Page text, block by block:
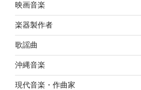
映画音楽
楽器製作者
歌謡曲
沖縄音楽
現代音楽・作曲家